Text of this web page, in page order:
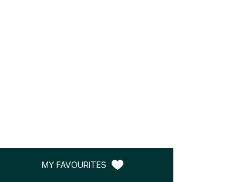
MY FAVOURITES